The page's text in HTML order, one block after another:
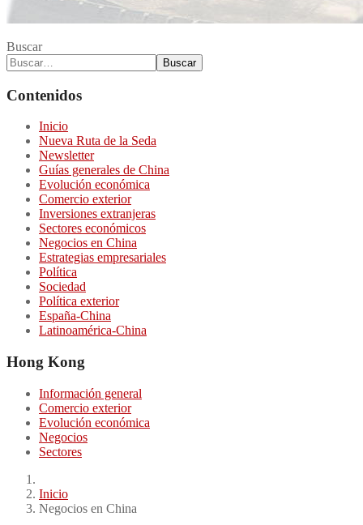
Buscar
Buscar
Contenidos
Inicio
Nueva Ruta de la Seda
Newsletter
Guías generales de China
Evolución económica
Comercio exterior
Inversiones extranjeras
Sectores económicos
Negocios en China
Estrategias empresariales
Política
Sociedad
Política exterior
España-China
Latinoamérica-China
Hong Kong
Información general
Comercio exterior
Evolución económica
Negocios
Sectores
Inicio
Negocios en China